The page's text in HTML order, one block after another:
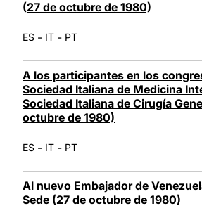
(27 de octubre de 1980)
ES - IT - PT
A los participantes en los
Sociedad Italiana de Medicina
Sociedad Italiana de Cirugía
octubre de 1980)
ES - IT - PT
Al nuevo Embajador de
Sede (27 de octubre de 1980)